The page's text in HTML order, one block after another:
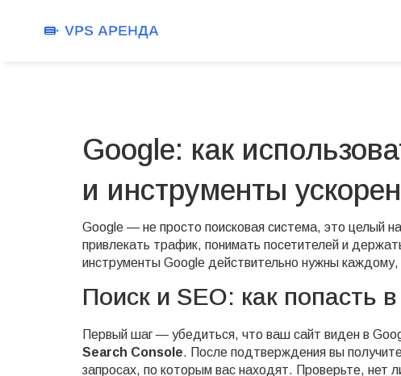
Google: как
и инструменты
Google — не просто поисковая система, это целый
привлекать трафик, понимать посетителей и
инструменты Google действительно нужны
Поиск и SEO: как попасть
Первый шаг — убедиться, что ваш сайт виден в
Search Console. После подтверждения вы
запросах, по которым вас находят. Проверьте, нет